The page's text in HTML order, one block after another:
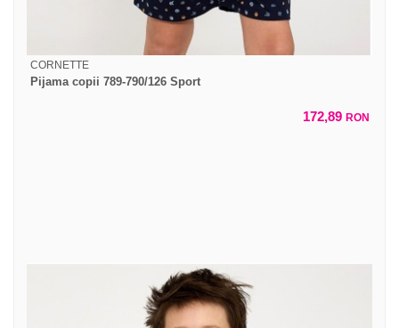
CORNETTE
Pijama copii 789-790/126 Sport
172,89 RON